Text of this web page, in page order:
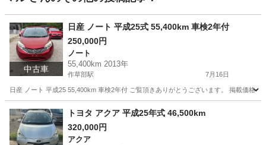
中古車
日産 ノート 平成25式 55,400km 車検2年付
250,000円
ノート
55,400km 2013年
作草部駅 7月16日
日産 ノート 平成25 55,400km 車検2年付 ご覧頂きありがとうございます。 掲載価格
千葉 千葉市 作草部駅 ノート
トヨタ アクア 平成25年式 46,500km
320,000円
アクア